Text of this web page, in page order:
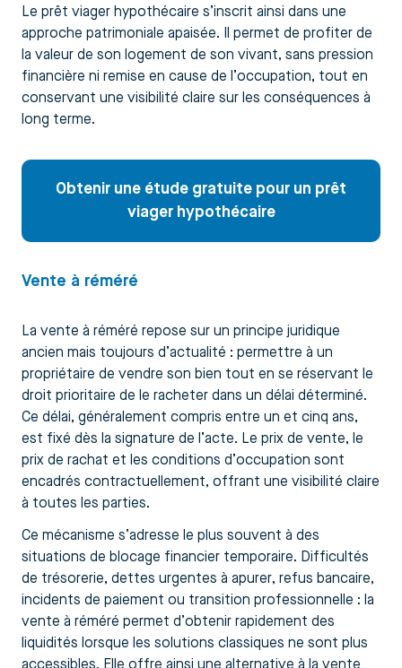
Le prêt viager hypothécaire s’inscrit ainsi dans une
approche patrimoniale apaisée. Il permet de profiter de
la valeur de son logement de son vivant, sans pression
financière ni remise en cause de l’occupation, tout en
conservant une visibilité claire sur les conséquences à
long terme.
Obtenir une étude gratuite pour un prêt
viager hypothécaire
Vente à réméré
La vente à réméré repose sur un principe juridique
ancien mais toujours d’actualité : permettre à un
propriétaire de vendre son bien tout en se réservant le
droit prioritaire de le racheter dans un délai déterminé.
Ce délai, généralement compris entre un et cinq ans,
est fixé dès la signature de l’acte. Le prix de vente, le
prix de rachat et les conditions d’occupation sont
encadrés contractuellement, offrant une visibilité claire
à toutes les parties.
Ce mécanisme s’adresse le plus souvent à des
situations de blocage financier temporaire. Difficultés
de trésorerie, dettes urgentes à apurer, refus bancaire,
incidents de paiement ou transition professionnelle : la
vente à réméré permet d’obtenir rapidement des
liquidités lorsque les solutions classiques ne sont plus
accessibles. Elle offre ainsi une alternative à la vente